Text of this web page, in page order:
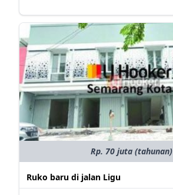
Rp. 70 juta (tahunan)
Ruko baru di jalan Ligu